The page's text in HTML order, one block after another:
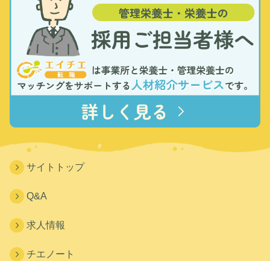
サイトトップ
Q&A
求人情報
チエノート